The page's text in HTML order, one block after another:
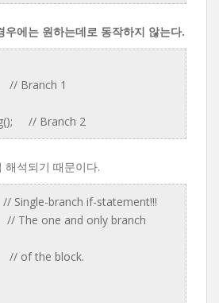
우에는 원하는데로 동작하지 않는다.
1
// Branch 2
해석되기 때문이다.
branch if-statement!!!
one and only branch
the block.